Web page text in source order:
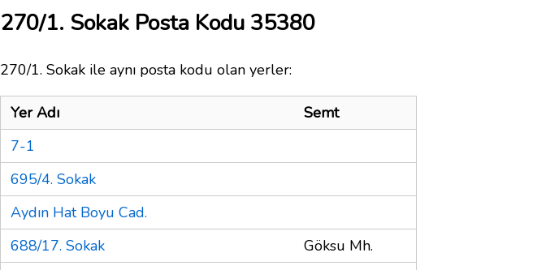
270/1. Sokak Posta Kodu 35380
270/1. Sokak ile aynı posta kodu olan yerler:
Yer Adı
Semt
7-1
695/4. Sokak
Aydın Hat Boyu Cad.
688/17. Sokak
Göksu Mh.